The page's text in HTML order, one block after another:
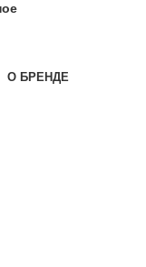
О БРЕНДЕ